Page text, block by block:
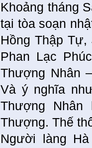
Khoảng tháng
tại tòa soạn
Hồng Thập
Phan Lạc
Thượng Nhân
Và ý nghĩa
Thượng
Thượng. Thế
Người làng